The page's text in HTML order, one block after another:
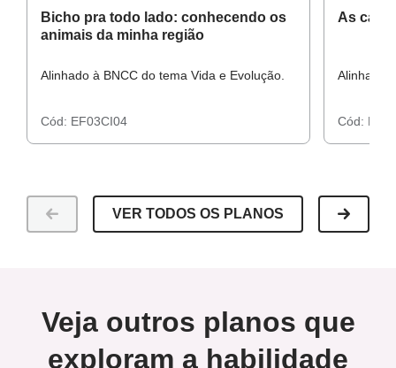
Bicho pra todo lado: conhecendo os
animais da minha região
Alinhado à BNCC do tema Vida e Evolução.
Cód: EF03CI04
As
Alinhado
Cód:
VER TODOS OS PLANOS
Veja outros planos que
exploram a habilidade